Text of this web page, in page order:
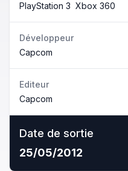
PlayStation 3 Xbox 360
Développeur
Capcom
Editeur
Capcom
Date de sortie
25/05/2012